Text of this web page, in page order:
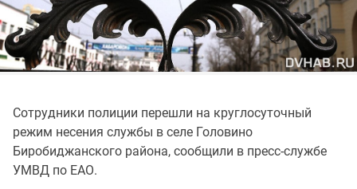
Сотрудники полиции перешли на круглосуточный
режим несения службы в селе Головино
Биробиджанского района, сообщили в пресс-службе
УМВД по ЕАО.